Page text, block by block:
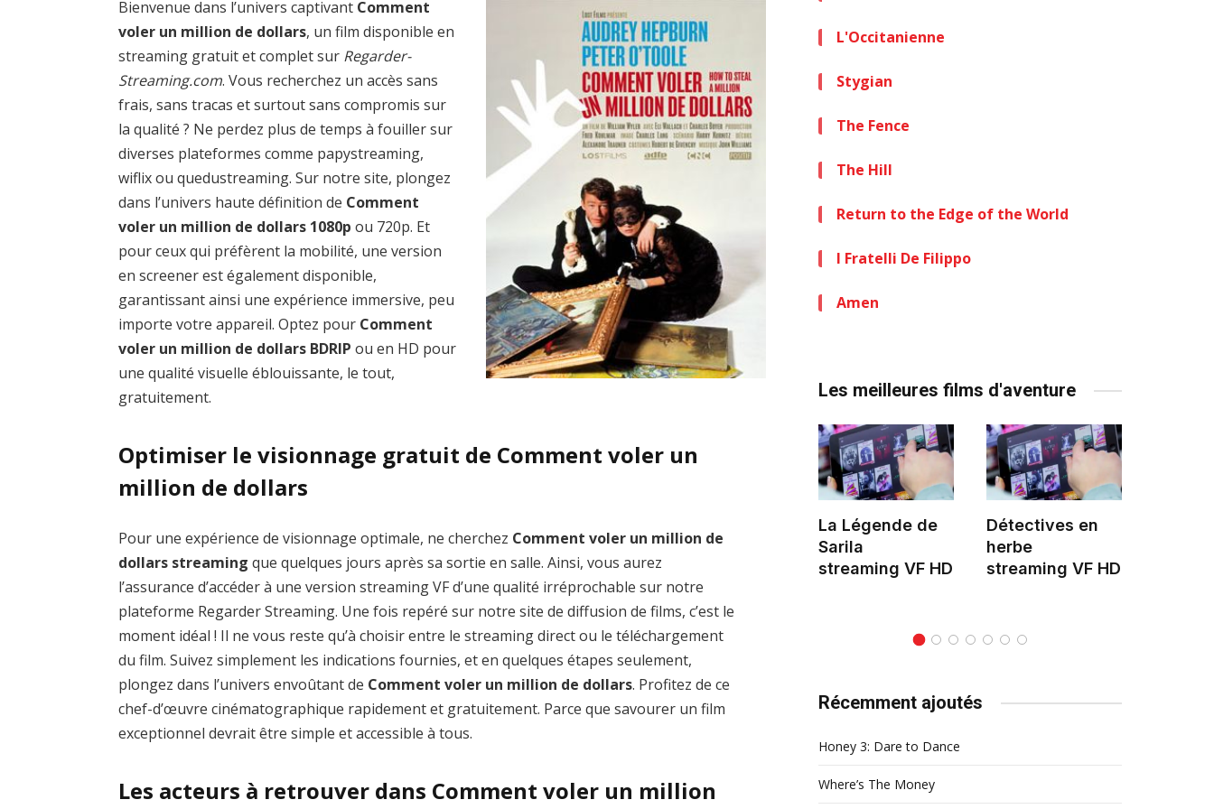
Bienvenue dans l’univers captivant Comment
voler un million de dollars, un film disponible en
streaming gratuit et complet sur Regarder-
Streaming.com. Vous recherchez un accès sans
frais, sans tracas et surtout sans compromis sur
la qualité ? Ne perdez plus de temps à fouiller sur
diverses plateformes comme papystreaming,
wiflix ou quedustreaming. Sur notre site, plongez
dans l’univers haute définition de Comment
voler un million de dollars 1080p ou 720p. Et
pour ceux qui préfèrent la mobilité, une version
en screener est également disponible,
garantissant ainsi une expérience immersive, peu
importe votre appareil. Optez pour Comment
voler un million de dollars BDRIP ou en HD pour
une qualité visuelle éblouissante, le tout,
gratuitement.
Optimiser le visionnage gratuit de Comment voler un
million de dollars
Pour une expérience de visionnage optimale, ne cherchez Comment voler un million de
dollars streaming que quelques jours après sa sortie en salle. Ainsi, vous aurez
l’assurance d’accéder à une version streaming VF d’une qualité irréprochable sur notre
plateforme Regarder Streaming. Une fois repéré sur notre site de diffusion de films, c’est le
moment idéal ! Il ne vous reste qu’à choisir entre le streaming direct ou le téléchargement
du film. Suivez simplement les indications fournies, et en quelques étapes seulement,
plongez dans l’univers envoûtant de Comment voler un million de dollars. Profitez de ce
chef-d’œuvre cinématographique rapidement et gratuitement. Parce que savourer un film
exceptionnel devrait être simple et accessible à tous.
Les acteurs à retrouver dans Comment voler un million
L'Occitanienne
Stygian
The Fence
The Hill
Return to the Edge of the World
I Fratelli De Filippo
Amen
Les meilleures films d'aventure
the 21st Century
streaming VF HD
1000 dragons
streaming VF HD
La Légende de
Sarila
streaming VF HD
Détectives en
herbe
streaming VF HD
Récemment ajoutés
Honey 3: Dare to Dance
Where’s The Money